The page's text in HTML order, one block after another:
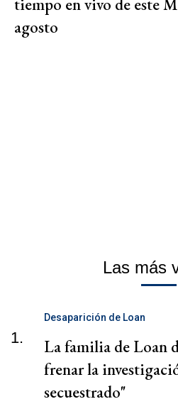
tiempo en vivo de este
agosto
Las más
1.
Desaparición de Loan
La familia de Loan
frenar la
secuestrado"